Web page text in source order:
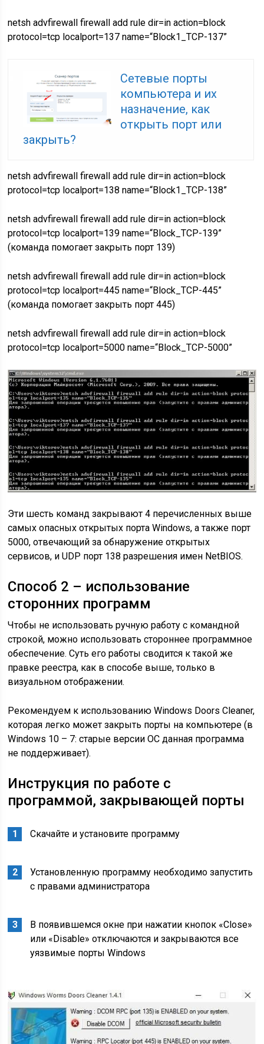
netsh advfirewall firewall add rule dir=in action=block
protocol=tcp localport=137 name=“Block1_TCP-137”
Сетевые порты
компьютера и их
назначение, как
открыть порт или
закрыть?
netsh advfirewall firewall add rule dir=in action=block
protocol=tcp localport=138 name=“Block1_TCP-138”
netsh advfirewall firewall add rule dir=in action=block
protocol=tcp localport=139 name=“Block_TCP-139”
(команда помогает закрыть порт 139)
netsh advfirewall firewall add rule dir=in action=block
protocol=tcp localport=445 name=“Block_TCP-445”
(команда помогает закрыть порт 445)
netsh advfirewall firewall add rule dir=in action=block
protocol=tcp localport=5000 name=“Block_TCP-5000”
Эти шесть команд закрывают 4 перечисленных выше
самых опасных открытых порта Windows, а также порт
5000, отвечающий за обнаружение открытых
сервисов, и UDP порт 138 разрешения имен NetBIOS.
Способ 2 – использование
сторонних программ
Чтобы не использовать ручную работу с командной
строкой, можно использовать стороннее программное
обеспечение. Суть его работы сводится к такой же
правке реестра, как в способе выше, только в
визуальном отображении.
Рекомендуем к использованию Windows Doors Cleaner,
которая легко может закрыть порты на компьютере (в
Windows 10 – 7: старые версии ОС данная программа
не поддерживает).
Инструкция по работе с
программой, закрывающей порты
Скачайте и установите программу
Установленную программу необходимо запустить
с правами администратора
В появившемся окне при нажатии кнопок «Сlose»
или «Disable» отключаются и закрываются все
уязвимые порты Windows